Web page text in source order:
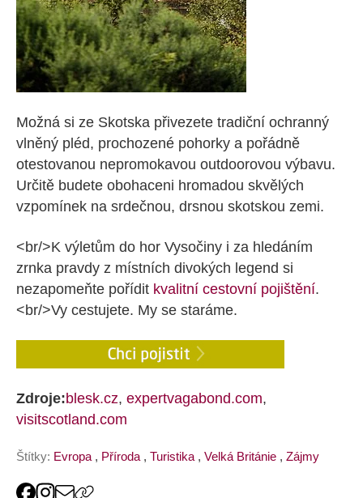
Možná si ze Skotska přivezete tradiční ochranný
vlněný pléd, prochozené pohorky a pořádně
otestovanou nepromokavou outdoorovou výbavu.
Určitě budete obohaceni hromadou skvělých
vzpomínek na srdečnou, drsnou skotskou zemi.
<br/>K výletům do hor Vysočiny i za hledáním
zrnka pravdy z místních divokých legend si
nezapomeňte pořídit kvalitní cestovní pojištění.
<br/>Vy cestujete. My se staráme.
Zdroje:blesk.cz, expertvagabond.com,
visitscotland.com
Štítky: Evropa , Příroda , Turistika , Velká Británie , Zájmy